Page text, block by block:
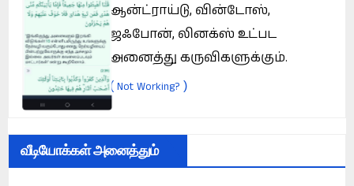
ஆன்ட்ராய்டு, வின்டோஸ்,
ஜஃபோன், லினக்ஸ் உட்பட
அனைத்து கருவிகளுக்கும்.
(Not Working? )
வீடியோக்கள் அனைத்தும்